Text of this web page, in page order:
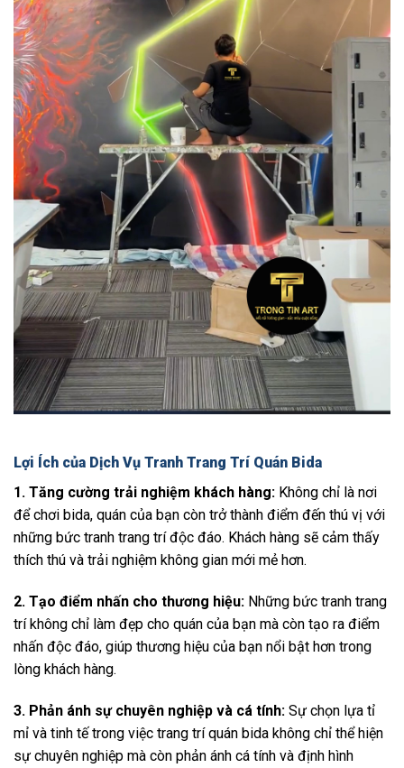
Lợi Ích của Dịch Vụ Tranh Trang Trí Quán Bida
1. Tăng cường trải nghiệm khách hàng: Không chỉ là nơi
để chơi bida, quán của bạn còn trở thành điểm đến thú vị với
những bức tranh trang trí độc đáo. Khách hàng sẽ cảm thấy
thích thú và trải nghiệm không gian mới mẻ hơn.
2. Tạo điểm nhấn cho thương hiệu: Những bức tranh trang
trí không chỉ làm đẹp cho quán của bạn mà còn tạo ra điểm
nhấn độc đáo, giúp thương hiệu của bạn nổi bật hơn trong
lòng khách hàng.
3. Phản ánh sự chuyên nghiệp và cá tính: Sự chọn lựa tỉ
mỉ và tinh tế trong việc trang trí quán bida không chỉ thể hiện
sự chuyên nghiệp mà còn phản ánh cá tính và định hình